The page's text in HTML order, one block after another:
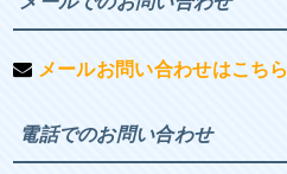
メールお問い合わせはこちら
電話でのお問い合わせ